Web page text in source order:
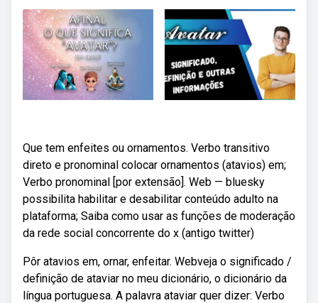
Que tem enfeites ou ornamentos. Verbo transitivo
direto e pronominal colocar ornamentos (atavios) em;
Verbo pronominal [por extensão]. Web — bluesky
possibilita habilitar e desabilitar conteúdo adulto na
plataforma; Saiba como usar as funções de moderação
da rede social concorrente do x (antigo twitter)
Pôr atavios em, ornar, enfeitar. Webveja o significado /
definição de ataviar no meu dicionário, o dicionário da
língua portuguesa. A palavra ataviar quer dizer: Verbo